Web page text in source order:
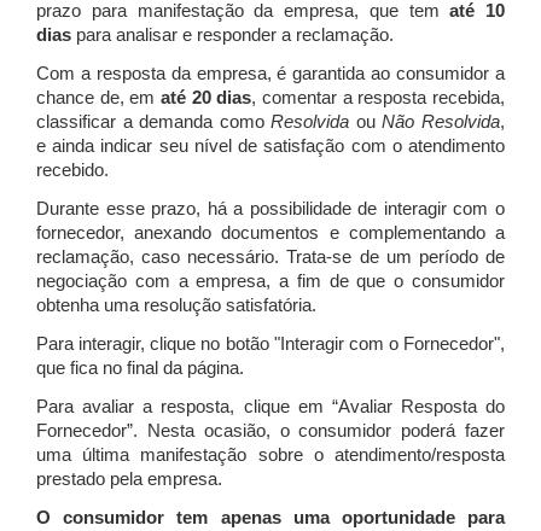
prazo para manifestação da empresa, que tematé 10
dias para analisar e responder a reclamação.
Com a resposta da empresa, é garantida ao consumidor a
chance de, em até 20 dias, comentar a resposta recebida,
classificar a demanda comoResolvida ouNão Resolvida,
e ainda indicar seu nível de satisfação com o atendimento
recebido.
Durante esse prazo, há a possibilidade de interagir com o
fornecedor, anexando documentos e complementando a
reclamação, caso necessário.Trata-se de um período de
negociação com a empresa, a fim de que o consumidor
obtenha uma resolução satisfatória.
Para interagir, clique no botão "Interagir com o Fornecedor",
que fica no final da página.
Para avaliar a resposta, clique em “Avaliar Resposta do
Fornecedor”. Nesta ocasião, o consumidor poderá fazer
uma última manifestação sobre o atendimento/resposta
prestado pela empresa.
O consumidor tem apenas uma oportunidade para